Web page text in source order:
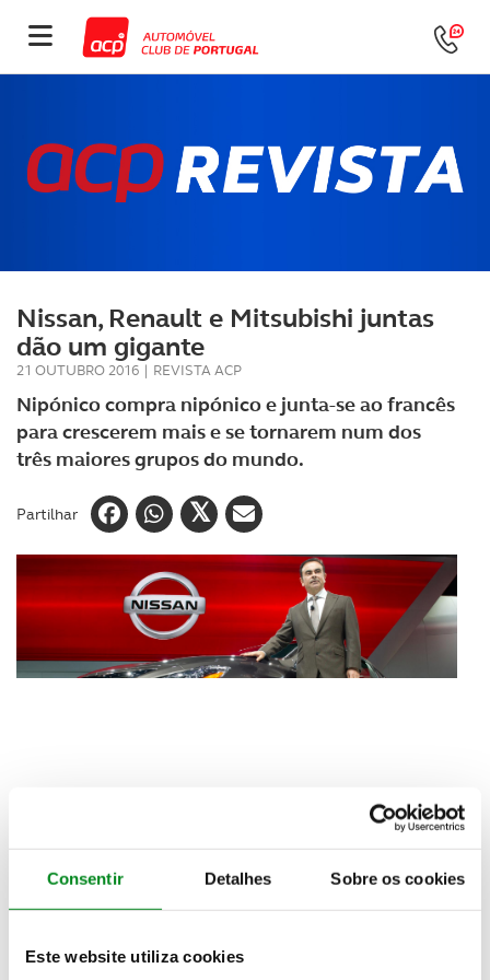
Consentir Detalhes Sobre os cookies
Este website utiliza cookies
Nissan, Renault e Mitsubishi juntas
dão um gigante
21 OUTUBRO 2016 | REVISTA ACP
Nipónico compra nipónico e junta-se ao francês
para crescerem mais e se tornarem num dos
três maiores grupos do mundo.
Partilhar
A Nissan concluiu esta sexta-feira a aquisição de
34% de participação no capital da Mitsubishi
Motors tornando-se assim o seu maior acionista.
fazer parte da aliança Nissan-Renault tornando-se